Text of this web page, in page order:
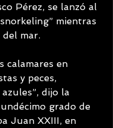
Pérez, se lanzó al
mientras
del mar.
calamares en
y peces,
dijo la
grado de
Juan XXIII, en